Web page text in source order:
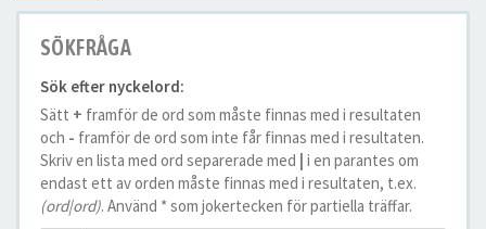
SÖKFRÅGA
Sök efter nyckelord:
Sätt + framför de ord som måste finnas med i resultaten
och - framför de ord som inte får finnas med i resultaten.
Skriv en lista med ord separerade med | i en parantes om
endast ett av orden måste finnas med i resultaten, t.ex.
(ord|ord). Använd * som jokertecken för partiella träffar.